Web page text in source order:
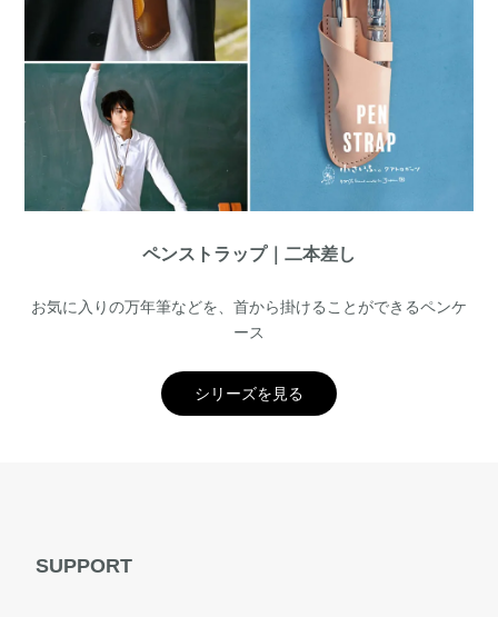
ペンストラップ｜二本差し
お気に入りの万年筆などを、首から掛けることができるペンケ
ース
シリーズを見る
SUPPORT